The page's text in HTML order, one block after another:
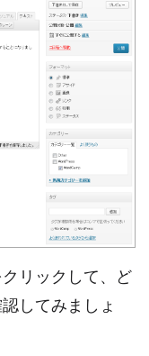
リックして、ど
してみましょ